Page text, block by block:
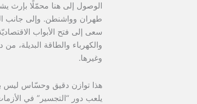
الوصول إلى هنا محمّلًا بإرث
طهران وواشنطن. وإلى جانب
سعى إلى فتح الأبواب
والكهرباء والطاقة البديلة،
وغيرها.
هذا توازن دقيق وحسّاس ليس
يلعب دور “التجسير” في